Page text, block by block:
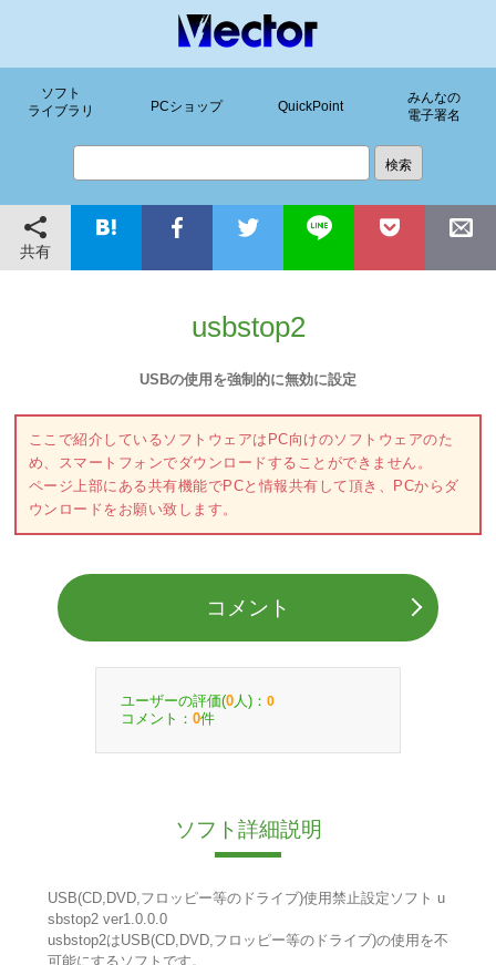
ソフト
ライブラリ
PCショップ QuickPoint
みんなの
電子署名
共有
usbstop2
USBの使用を強制的に無効に設定
ここで紹介しているソフトウェアはPC向けのソフトウェアのた
め、スマートフォンでダウンロードすることができません。
ページ上部にある共有機能でPCと情報共有して頂き、PCからダ
ウンロードをお願い致します。
コメント
ユーザーの評価(0 人)： 0
コメント： 0件
ソフト詳細説明
USB(CD,DVD,フロッピー等のドライブ)使用禁止設定ソフト u
sbstop2 ver1.0.0.0
usbstop2はUSB(CD,DVD,フロッピー等のドライブ)の使用を不
可能にするソフトです。